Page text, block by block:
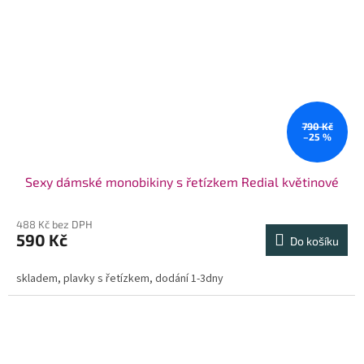
790 Kč
–25 %
Sexy dámské monobikiny s řetízkem Redial květinové
488 Kč bez DPH
590 Kč Do košíku
skladem, plavky s řetízkem, dodání 1-3dny